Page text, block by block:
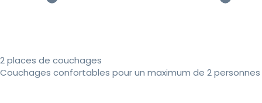
2 places de couchages
Couchages confortables pour un maximum de 2 personnes